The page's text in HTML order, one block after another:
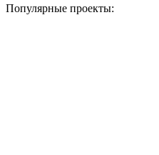
Популярные проекты: